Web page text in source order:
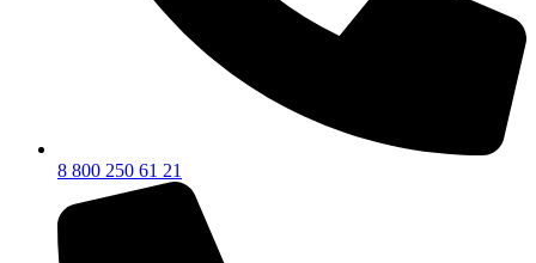
8 800 250 61 21